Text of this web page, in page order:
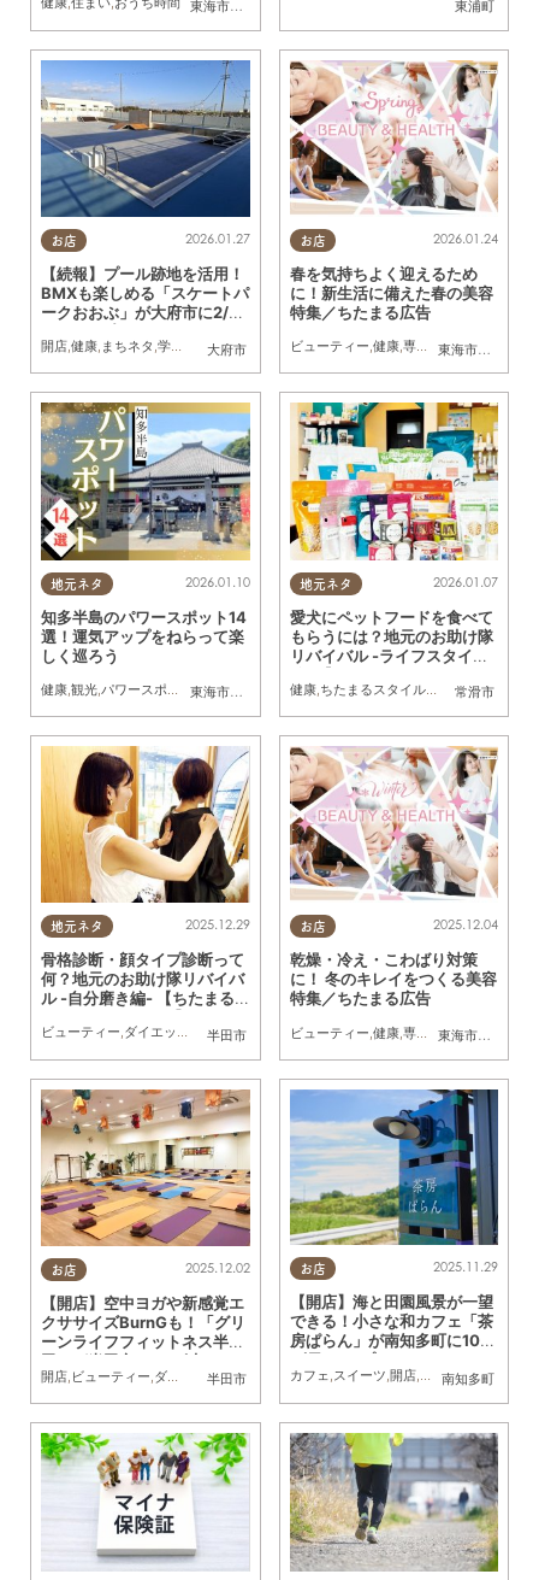
東海市
,大府市 半田市,常滑市
東浦町
お店
大府市
2026.01.27
【続報】プール跡地を活用！
BMXも楽しめる「スケートパ
ークおおぶ」が大府市に2/1
開店,健康, まちネタ ,学校 スポーツ,KURUTOHP
お店
東海市知多市
2026.01.24
春を気持ちよく迎えるため
に！新生活に備えた春の美容
特集／ちたまる広告
ビューティー,健康,専門店 ,ちたまるスタ
地元ネタ
東海市
,大府市 知多市,半田市 ,美浜町,南知多町
2026.01.10
知多半島のパワースポット14
選！運気アップをねらって楽
しく巡ろう
健康,観光,パワースポット ,自然,まちネタ
地元ネタ
常滑市
2026.01.07
愛犬にペットフードを食べて
もらうには？地元のお助け隊
リバイバル -ライフスタイル
編- 【ちたまるスタイル12・1
月号】
健康,ちたまるスタイル掲載店 ,家族
地元ネタ
半田市
2025.12.29
骨格診断・顔タイプ診断って
何？地元のお助け隊リバイバ
ル -自分磨き編- 【ちたまる
ビューティー,ダイエット 健康,おひとりさま 友人
お店
東海市
,半田市
2025.12.04
乾燥・冷え・こわばり対策
に！ 冬のキレイをつくる美容
特集／ちたまる広告
ビューティー 健康, 専門店 ,ちたまるスタ
お店
半田市
2025.12.02
【開店】空中ヨガや新感覚エ
クササイズBurnGも！「グリ
ーンライフフィットネス半
田」が半田市に10/1(水)オー
プン
開店 ビューティー ダイエット ,健康 スポーツ
お店
南知多町
2025.11.29
【開店】海と田園風景が一望
できる！小さな和カフェ「茶
房ぱらん」が南知多町に10/1
9(日)オープン
カフェ,スイーツ,開店,健康,まちネタ